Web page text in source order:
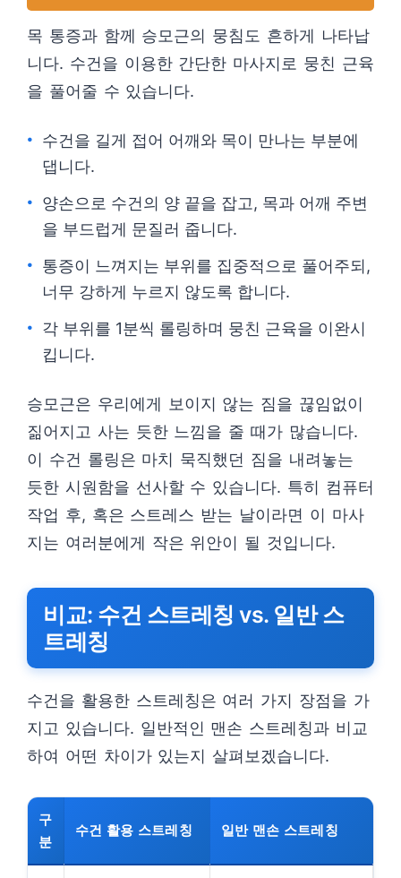
목 통증과 함께 승모근의 뭉침도 흔하게 나타납
니다. 수건을 이용한 간단한 마사지로 뭉친 근육
을 풀어줄 수 있습니다.
수건을 길게 접어 어깨와 목이 만나는 부분에
댑니다.
양손으로 수건의 양 끝을 잡고, 목과 어깨 주변
을 부드럽게 문질러 줍니다.
통증이 느껴지는 부위를 집중적으로 풀어주되,
너무 강하게 누르지 않도록 합니다.
각 부위를 1분씩 롤링하며 뭉친 근육을 이완시
킵니다.
승모근은 우리에게 보이지 않는 짐을 끊임없이
짊어지고 사는 듯한 느낌을 줄 때가 많습니다.
이 수건 롤링은 마치 묵직했던 짐을 내려놓는
듯한 시원함을 선사할 수 있습니다. 특히 컴퓨터
작업 후, 혹은 스트레스 받는 날이라면 이 마사
지는 여러분에게 작은 위안이 될 것입니다.
비교: 수건 스트레칭 vs. 일반 스
트레칭
수건을 활용한 스트레칭은 여러 가지 장점을 가
지고 있습니다. 일반적인 맨손 스트레칭과 비교
하여 어떤 차이가 있는지 살펴보겠습니다.
구
분
수건 활용 스트레칭 일반 맨손 스트레칭